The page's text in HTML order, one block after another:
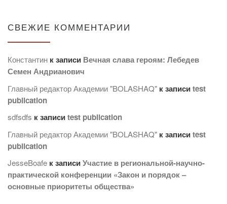
СВЕЖИЕ КОММЕНТАРИИ
Константин к записи Вечная слава героям: Лебедев
Семен Андрианович
Главный редактор Академии "BOLASHAQ" к записиtest
publication
sdfsdfs к записиtest publication
Главный редактор Академии "BOLASHAQ" к записиtest
publication
JesseBoafe к записиУчастие в региональной-научно-
практической конференции «Закон и порядок –
основные приоритеты общества»